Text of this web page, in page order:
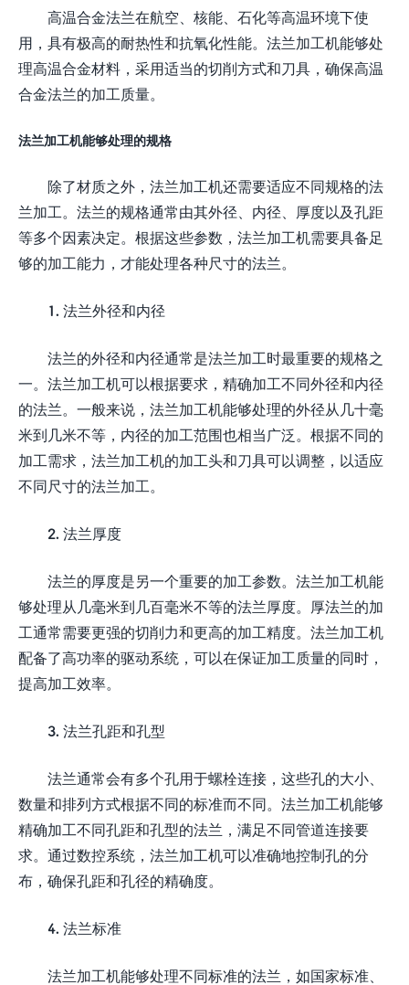
高温合金法兰在航空、核能、石化等高温环境下使
用，具有极高的耐热性和抗氧化性能。法兰加工机能够处
理高温合金材料，采用适当的切削方式和刀具，确保高温
合金法兰的加工质量。
法兰加工机能够处理的规格
除了材质之外，法兰加工机还需要适应不同规格的法
兰加工。法兰的规格通常由其外径、内径、厚度以及孔距
等多个因素决定。根据这些参数，法兰加工机需要具备足
够的加工能力，才能处理各种尺寸的法兰。
1. 法兰外径和内径
法兰的外径和内径通常是法兰加工时最重要的规格之
一。法兰加工机可以根据要求，精确加工不同外径和内径
的法兰。一般来说，法兰加工机能够处理的外径从几十毫
米到几米不等，内径的加工范围也相当广泛。根据不同的
加工需求，法兰加工机的加工头和刀具可以调整，以适应
不同尺寸的法兰加工。
2. 法兰厚度
法兰的厚度是另一个重要的加工参数。法兰加工机能
够处理从几毫米到几百毫米不等的法兰厚度。厚法兰的加
工通常需要更强的切削力和更高的加工精度。法兰加工机
配备了高功率的驱动系统，可以在保证加工质量的同时，
提高加工效率。
3. 法兰孔距和孔型
法兰通常会有多个孔用于螺栓连接，这些孔的大小、
数量和排列方式根据不同的标准而不同。法兰加工机能够
精确加工不同孔距和孔型的法兰，满足不同管道连接要
求。通过数控系统，法兰加工机可以准确地控制孔的分
布，确保孔距和孔径的精确度。
4. 法兰标准
法兰加工机能够处理不同标准的法兰，如国家标准、